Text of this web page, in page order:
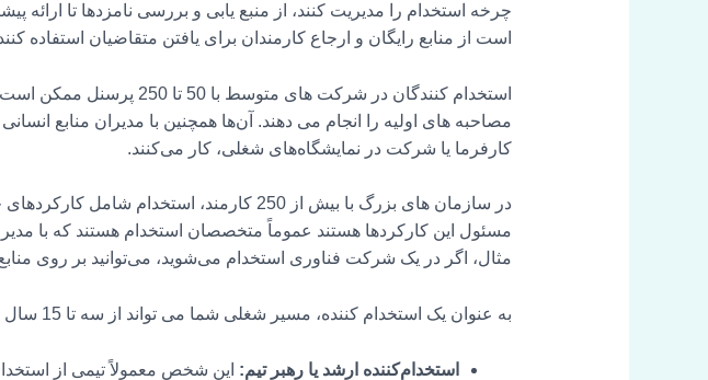
چرخه استخدام را مدیریت کنند، از منبع یابی و بررسی نامزدها تا
است از منابع رایگان و ارجاع کارمندان برای یافتن متقاضیان استفاده
استخدام کنندگان در شرکت
مصاحبه های اولیه را انجام می دهند. آن‌ها همچنین با مدیران منابع
کارفرما یا شرکت در نمایشگاه‌های شغلی، کار می‌کنند.
در سازمان های بزرگ با بیش از 250 کارمند،
مسئول این کارکردها هستند عموماً متخصصان استخدام هستند که با
مثال، اگر در یک شرکت فناوری استخدام می‌شوید، می‌توانید بر روی
به عنوان یک استخدام کننده، مسیر شغلی شما می تواند از سه تا 15 سال طول بکشد و شامل هر یک از نقش های زیر باشد:
استخدام‌کننده ارشد یا رهبر تیم: این شخص معمولاً تیمی از